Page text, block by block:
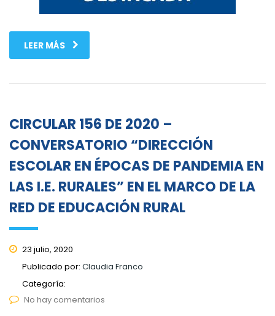
LEER MÁS
CIRCULAR 156 DE 2020 –
CONVERSATORIO “DIRECCIÓN
ESCOLAR EN ÉPOCAS DE PANDEMIA EN
LAS I.E. RURALES” EN EL MARCO DE LA
RED DE EDUCACIÓN RURAL
23 julio, 2020
Publicado por: Claudia Franco
Categoría:
No hay comentarios